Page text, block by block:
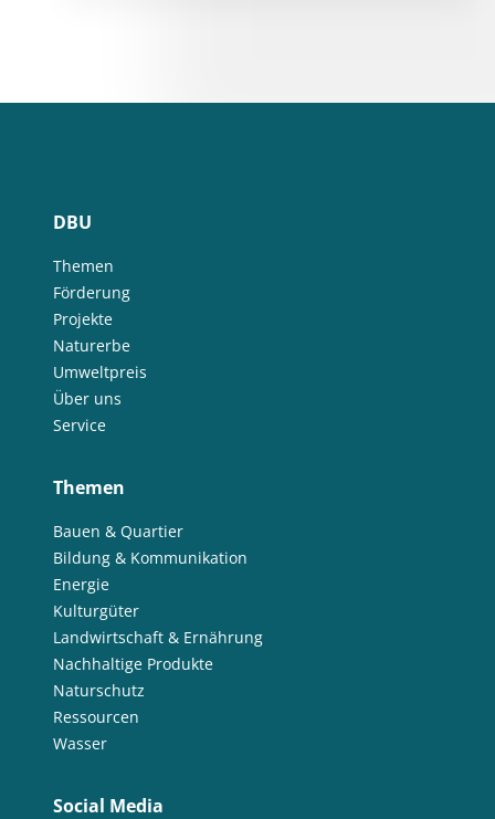
DBU
Themen
Förderung
Projekte
Naturerbe
Umweltpreis
Über uns
Service
Themen
Bauen & Quartier
Bildung & Kommunikation
Energie
Kulturgüter
Landwirtschaft & Ernährung
Nachhaltige Produkte
Naturschutz
Ressourcen
Wasser
Social Media